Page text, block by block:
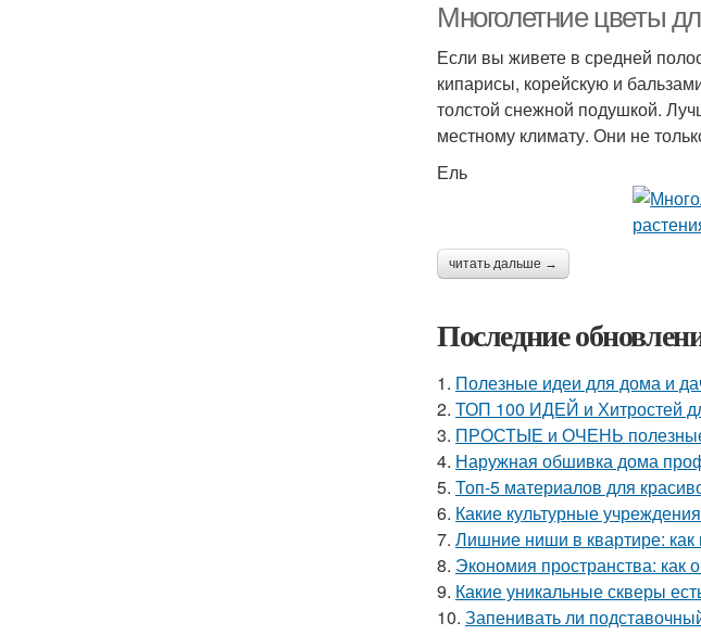
Многолетние цветы
Если вы живете в средней
кипарисы, корейскую и
толстой снежной подушкой.
местному климату. Они не
Ель
читать дальше →
Последние
1. Полезные идеи для дома и
2. ТОП 100 ИДЕЙ и Хитростей
3. ПРОСТЫЕ и ОЧЕНЬ полезные
4. Наружная обшивка дома
5. Топ-5 материалов для
6. Какие культурные
7. Лишние ниши в квартире:
8. Экономия пространства: как
9. Какие уникальные скверы
10. Запенивать ли